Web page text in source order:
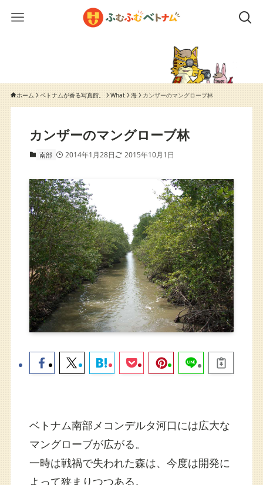
ホーム ベトナムが香る写真館。 What 海 カンザーのマングローブ林
カンザーのマングローブ林
南部 2014年1月28日 2015年10月1日
ベトナム南部メコンデルタ河口には広大な
マングローブが広がる。
一時は戦禍で失われた森は、今度は開発に
よって狭まりつつある。